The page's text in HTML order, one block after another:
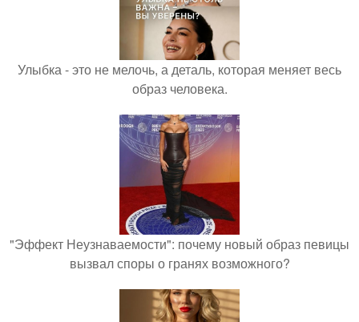
Улыбка - это не мелочь, а деталь, которая меняет весь
образ человека.
"Эффект Неузнаваемости": почему новый образ певицы
вызвал споры о гранях возможного?